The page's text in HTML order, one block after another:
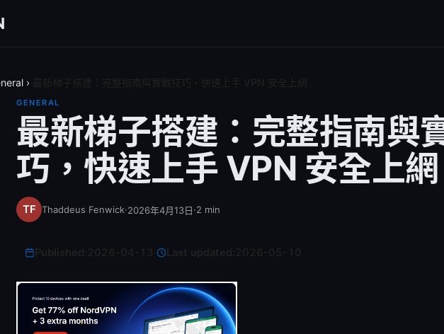
›
GENERAL
最新梯子搭建：完整指南與
巧，快速上手 VPN 安全上網
Thaddeus Fenwick·2026年4月13日·2 min
Last updated: